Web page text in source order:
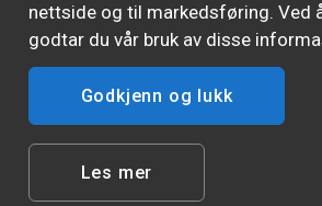
nettside og til markedsføring. Ved
godtar du vår bruk av disse
Godkjenn og lukk
Les mer
FØLG OSS